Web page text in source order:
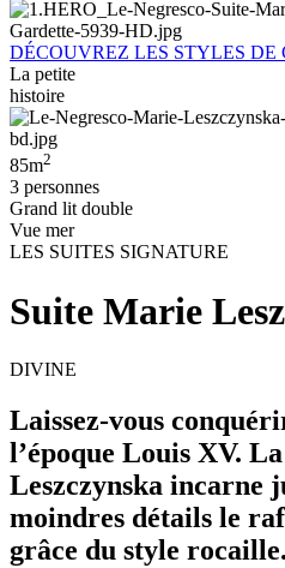
DÉCOUVREZ LES STYLES DE
La petite
histoire
85m2
3 personnes
Grand lit double
Vue mer
LES SUITES SIGNATURE
Suite Marie
DIVINE
Laissez-vous
l’époque Louis XV.
Leszczynska incarne
moindres détails le
grâce du style rocaille.